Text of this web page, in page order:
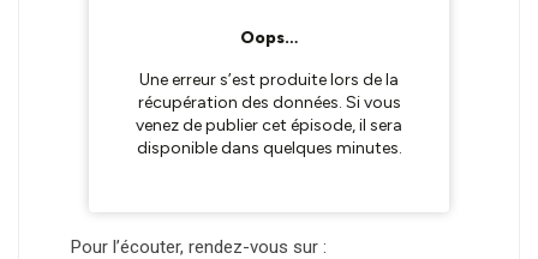
Pour l’écouter, rendez-vous sur :